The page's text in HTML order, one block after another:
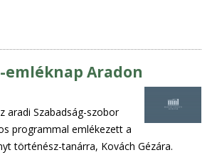
emléknap Aradon
aradi Szabadság-szobor
programmal emlékezett a
történész-tanárra, Kovách Gézára.